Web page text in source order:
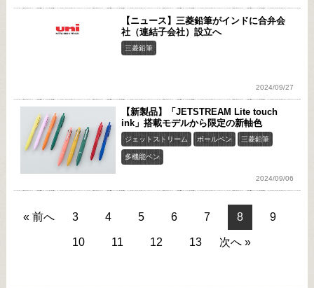
【ニュース】三菱鉛筆がインドに合弁会
社（連結子会社）設立へ
三菱鉛筆
2024/09/27
【新製品】「JETSTREAM Lite touch
ink」搭載モデルから限定の新軸色
ジェットストリーム ボールペン 三菱鉛筆
多機能ペン
2024/09/06
« 前へ 3 4 5 6 7 8 9
10 11 12 13 次へ »